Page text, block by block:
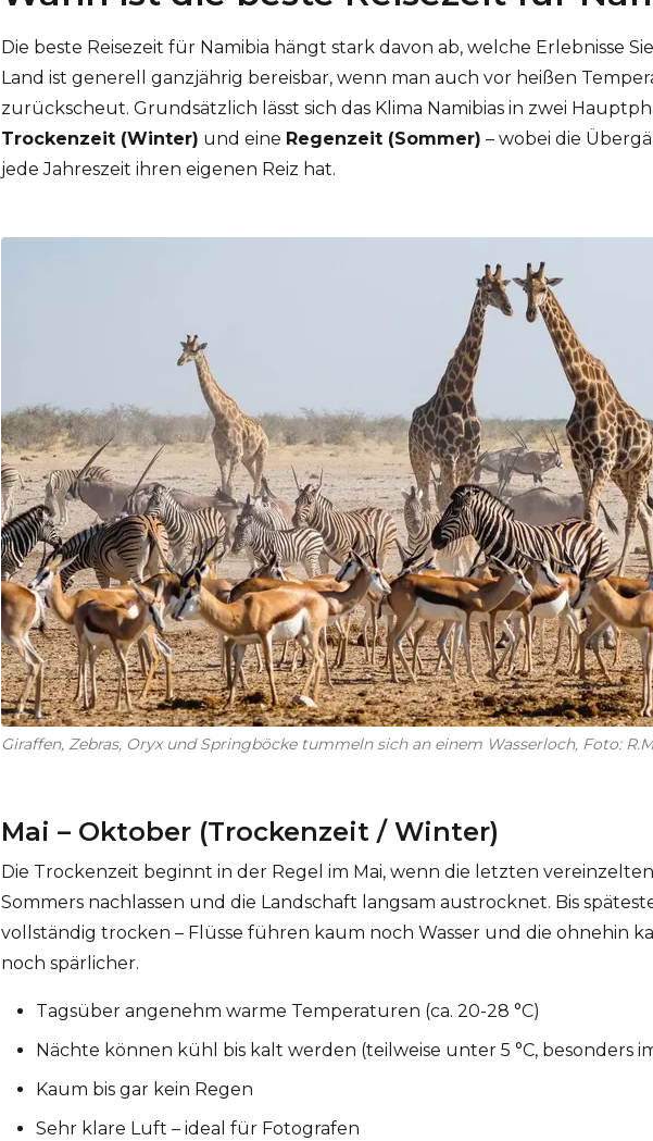
Die beste Reisezeit für Namibia hängt stark davon ab, welche Erlebnisse
Land ist generell ganzjährig bereisbar, wenn man auch vor heißen
zurückscheut. Grundsätzlich lässt sich das Klima Namibias in zwei
Trockenzeit (Winter) und eine Regenzeit (Sommer) – wobei die
jede Jahreszeit ihren eigenen Reiz hat.
Giraffen, Zebras, Oryx und Springböcke tummeln sich an einem Wasserloch, Foto:
Mai – Oktober (Trockenzeit / Winter)
Die Trockenzeit beginnt in der Regel im Mai, wenn die letzten
Sommers nachlassen und die Landschaft langsam austrocknet. Bis
vollständig trocken – Flüsse führen kaum noch Wasser und die ohnehin
noch spärlicher.
Tagsüber angenehm warme Temperaturen (ca. 20-28 °C)
Nächte können kühl bis kalt werden (teilweise unter 5 °C, besonders
Kaum bis gar kein Regen
Sehr klare Luft – ideal für Fotografen